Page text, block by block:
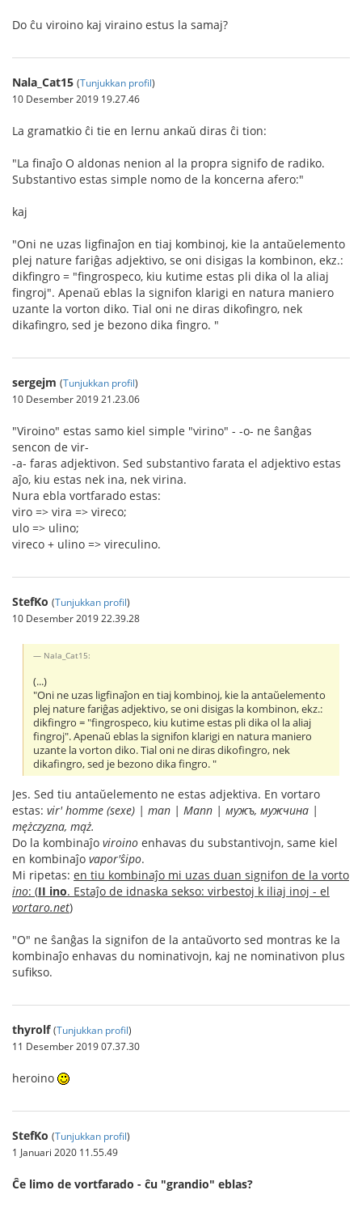
Do ĉu viroino kaj viraino estus la samaj?
Nala_Cat15 (Tunjukkan profil)
10 Desember 2019 19.27.46
La gramatkio ĉi tie en lernu ankaŭ diras ĉi tion:
"La finaĵo O aldonas nenion al la propra signifo de radiko.
Substantivo estas simple nomo de la koncerna afero:"
kaj
"Oni ne uzas ligfinaĵon en tiaj kombinoj, kie la antaŭelemento
plej nature fariĝas adjektivo, se oni disigas la kombinon, ekz.:
dikfingro = "fingrospeco, kiu kutime estas pli dika ol la aliaj
fingroj". Apenaŭ eblas la signifon klarigi en natura maniero
uzante la vorton diko. Tial oni ne diras dikofingro, nek
dikafingro, sed je bezono dika fingro. "
sergejm (Tunjukkan profil)
10 Desember 2019 21.23.06
"Viroino" estas samo kiel simple "virino" - -o- ne ŝanĝas
sencon de vir-
-a- faras adjektivon. Sed substantivo farata el adjektivo estas
aĵo, kiu estas nek ina, nek virina.
Nura ebla vortfarado estas:
viro => vira => vireco;
ulo => ulino;
vireco + ulino => vireculino.
StefKo (Tunjukkan profil)
10 Desember 2019 22.39.28
Nala_Cat15:
(...)
"Oni ne uzas ligfinaĵon en tiaj kombinoj, kie la antaŭelemento
plej nature fariĝas adjektivo, se oni disigas la kombinon, ekz.:
dikfingro = "fingrospeco, kiu kutime estas pli dika ol la aliaj
fingroj". Apenaŭ eblas la signifon klarigi en natura maniero
uzante la vorton diko. Tial oni ne diras dikofingro, nek
dikafingro, sed je bezono dika fingro. "
Jes. Sed tiu antaŭelemento ne estas adjektiva. En vortaro
estas: vir' homme (sexe) | man | Mann | мужъ, мужчина |
mężczyzna, mąż.
Do la kombinaĵo viroino enhavas du substantivojn, same kiel
en kombinaĵo vapor'ŝipo.
Mi ripetas: en tiu kombinaĵo mi uzas duan signifon de la vorto
ino: (II ino. Estaĵo de idnaska sekso: virbestoj k iliaj inoj - el
vortaro.net)
"O" ne ŝanĝas la signifon de la antaŭvorto sed montras ke la
kombinaĵo enhavas du nominativojn, kaj ne nominativon plus
sufikso.
thyrolf (Tunjukkan profil)
11 Desember 2019 07.37.30
heroino
StefKo (Tunjukkan profil)
1 Januari 2020 11.55.49
Ĉe limo de vortfarado - ĉu "grandio" eblas?